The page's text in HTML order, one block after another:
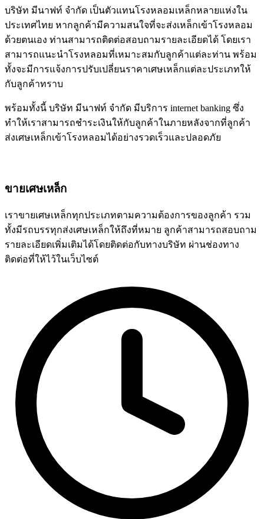
บริษัท มีนาฟท์ จำกัด เป็นตัวแทนโรงหลอมเหล็กหลายแห่งใน
ประเทศไทย หากลูกค้ามีความสนใจที่จะส่งเหล็กเข้าโรงหลอม
ด้วยตนเอง ท่านสามารถติดต่อสอบถามรายละเอียดได้ โดยเรา
สามารถแนะนำโรงหลอมที่เหมาะสมกับลูกค้าแต่ละท่าน พร้อม
ทั้งจะมีการแจ้งการปรับเปลี่ยนราคาเศษเหล็กแต่ละประเภทให้
กับลูกค้าทราบ
พร้อมทั้งนี้ บริษัท มีนาฟท์ จำกัด มีบริการ internet banking ซึ่ง
ทำให้เราสามารถชำระเงินให้กับลูกค้าในภายหลังจากที่ลูกค้า
ส่งเศษเหล็กเข้าโรงหลอมได้อย่างรวดเร็วและปลอดภัย
ขายเศษเหล็ก
เราขายเศษเหล็กทุกประเภทตามความต้องการของลูกค้า รวม
ทั้งมีรถบรรทุกส่งเศษเหล็กให้ถึงที่หมาย ลูกค้าสามารถสอบถาม
รายละเอียดเพิ่มเติมได้โดยติดต่อกับทางบริษัท ผ่านช่องทาง
ติดต่อที่ให้ไว้ในเว็บไซต์